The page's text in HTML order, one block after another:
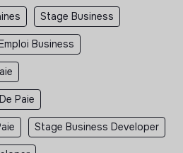
Stage Business
Business
Paie
Stage Business Developer